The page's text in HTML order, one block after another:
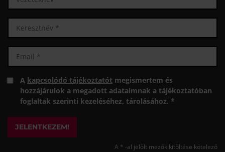
A kapcsolódó tájékoztatót megismertem és
hozzájárulok a megadott adataimnak a tájékoztatóban
foglaltak szerinti kezeléséhez, tárolásához. *
JELENTKEZEM!
A * -al jelölt mezők kitöltése kötelező